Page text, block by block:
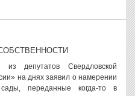
из депутатов Свердловской
на днях заявил о намерении
сады, переданные когда-то в